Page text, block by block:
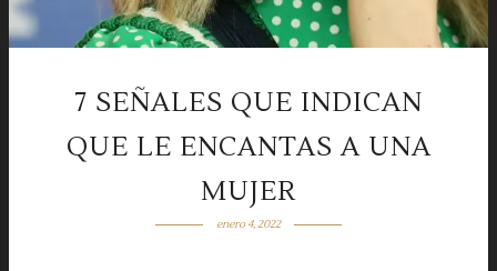
7 SEÑALES QUE INDICAN
QUE LE ENCANTAS A UNA
MUJER
enero 4, 2022